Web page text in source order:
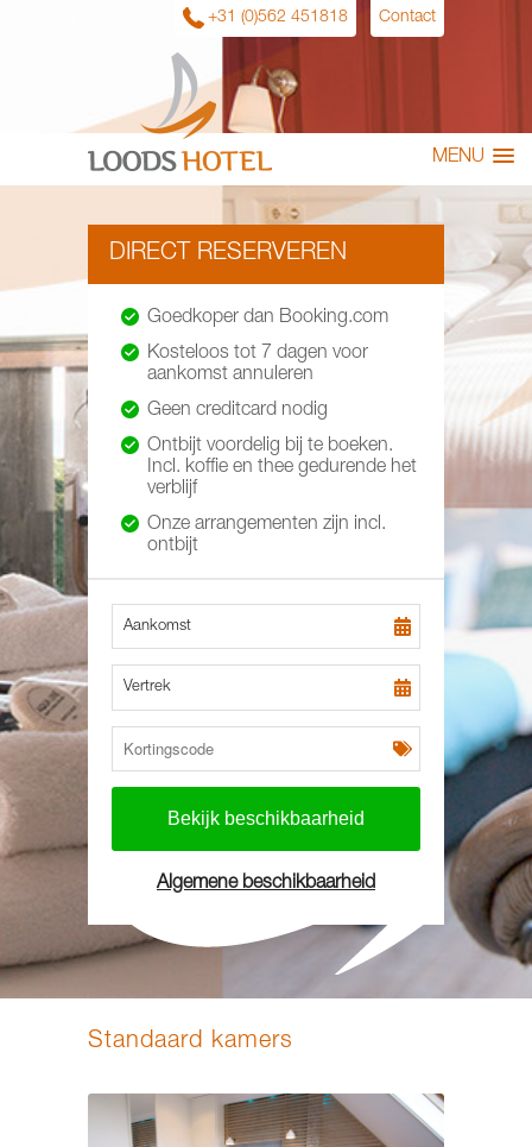
MENU
+31 (0)562 451818 Contact
DIRECT RESERVEREN
Goedkoper dan Booking.com
Kosteloos tot 7 dagen voor
aankomst annuleren
Geen creditcard nodig
Ontbijt voordelig bij te boeken.
Incl. koffie en thee gedurende het
verblijf
Onze arrangementen zijn incl.
ontbijt
Aankomst
Vertrek
Algemene beschikbaarheid
Standaard kamers